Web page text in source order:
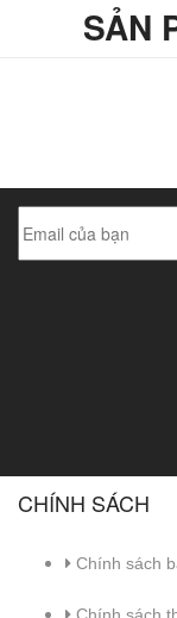
SẢN
CHÍNH SÁCH
Chính sách
Chính sách